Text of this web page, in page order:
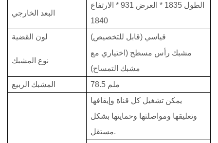
البعد الخارجي
الطول 1835 * العرض 931 * الارتفاع
1840
لون القضية
قياسي (قابل للتخصيص)
نوع المشبك
مشبك رأس مسطح (اختياري مع
مشبك التمساح)
المشبك الربيع
78.5 ملم
يمكن تشغيل كل قناة وإيقافها
وتعليقها ومواصلتها وحمايتها بشكل
مستقل.